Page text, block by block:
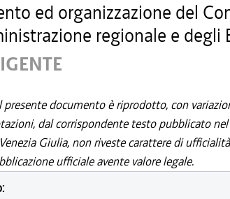
ed organizzazione del
regionale e degli
presente documento è riprodotto, con
dal corrispondente testo pubblicato
Giulia, non riveste carattere di
ufficiale avente valore legale.